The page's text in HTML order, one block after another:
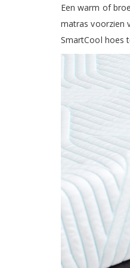
Een warm of
matras voorzien
SmartCool hoes